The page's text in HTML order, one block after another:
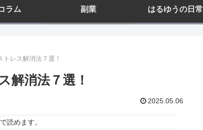
ラム 副業 はるゆうの日常
レス解消法７選！
解消法７選！
2025.05.06
で読めます。